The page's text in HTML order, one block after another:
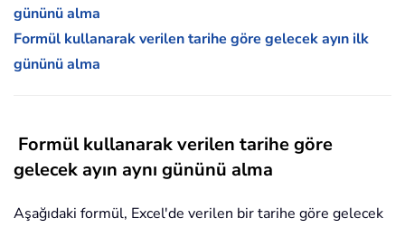
gününü alma
Formül kullanarak verilen tarihe göre gelecek ayın ilk
gününü alma
Formül kullanarak verilen tarihe göre
gelecek ayın aynı gününü alma
Aşağıdaki formül, Excel'de verilen bir tarihe göre gelecek